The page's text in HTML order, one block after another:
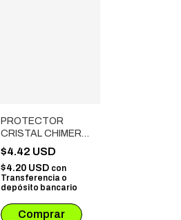
PROTECTOR
CRISTAL CHIMERA
(57.5X89 MM) 110
UNIDADES
$4.42 USD
$4.20 USD con
Transferencia o
depósito bancario